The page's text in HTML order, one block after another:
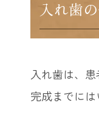
入れ歯
入れ歯は、
完成までに